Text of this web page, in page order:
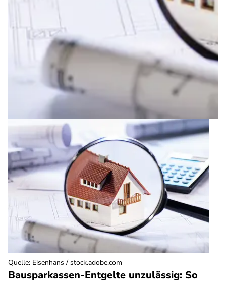
Bausparkassen-Entgelte unzulässig: So
Quelle: Eisenhans / stock.adobe.com